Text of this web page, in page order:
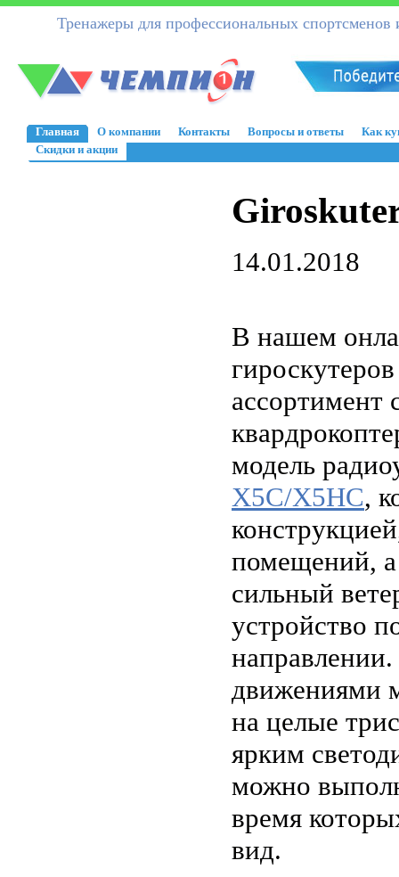
Тренажеры для профессиональных спортсменов
Главная О компании Контакты Вопросы и ответы
Как
Скидки и акции
14.01.2018
В нашем
ассортимент
модель
X5C/X5HC,
помещений, а
сильный
устройство
движениями
на целые
ярким
можно
время
вид.